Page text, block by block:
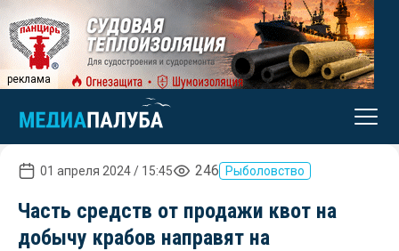
реклама
01 апреля 2024 / 15:45 246 Рыболовство
Часть средств от продажи квот на
добычу крабов направят на